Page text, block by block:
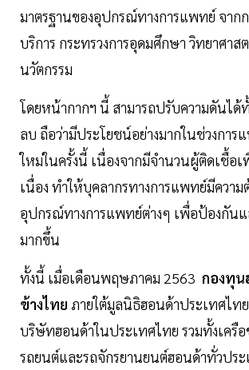
มาตรฐานของอุปกรณ์ทางการแพทย์ จาก
บริการ กระทรวงการอุดมศึกษา วิทยาศาส
นวัตกรรม
โดยหน้ากากฯ นี้ สามารถปรับความดันได้
ลบ ถือว่ามีประโยชน์อย่างมากในช่วงการ
ใหม่ในครั้งนี้ เนื่องจากมีจำนวนผู้ติดเชื้อ
เนื่อง ทำให้บุคลากรทางการแพทย์มีความ
อุปกรณ์ทางการแพทย์ต่างๆ เพื่อป้องกันแ
มากขึ้น
ทั้งนี้ เมื่อเดือนพฤษภาคม 2563 กองทุน
ข้างไทย ภายใต้มูลนิธิฮอนด้าประเทศไท
บริษัทฮอนด้าในประเทศไทย รวมทั้งเครื
รถยนต์และรถจักรยานยนต์ฮอนด้าทั่วปร